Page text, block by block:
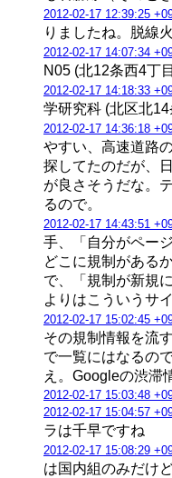
2012-02-17 12:39:25
りましたね。脱線
2012-02-17 14:07:34
N05 (北12条西4丁
2012-02-17 14:18:33
学研究科 (北区北
2012-02-17 14:36:18
やすい、高速道路
探してたのだが、
が良さそうだな。
るので。
2012-02-17 14:43:51
手、「自分がペー
どこに規制がある
で、「規制が新規
よりはこういうサ
2012-02-17 15:02:45
その規制情報を流
で一覧にはなるの
え。Googleの渋滞
2012-02-17 15:03:48
2012-02-17 15:04:57
ラは千早ですね
2012-02-17 15:08:29
は国内組のみだけ